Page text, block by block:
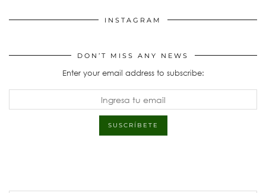
INSTAGRAM
DON’T MISS ANY NEWS
Enter your email address to subscribe: